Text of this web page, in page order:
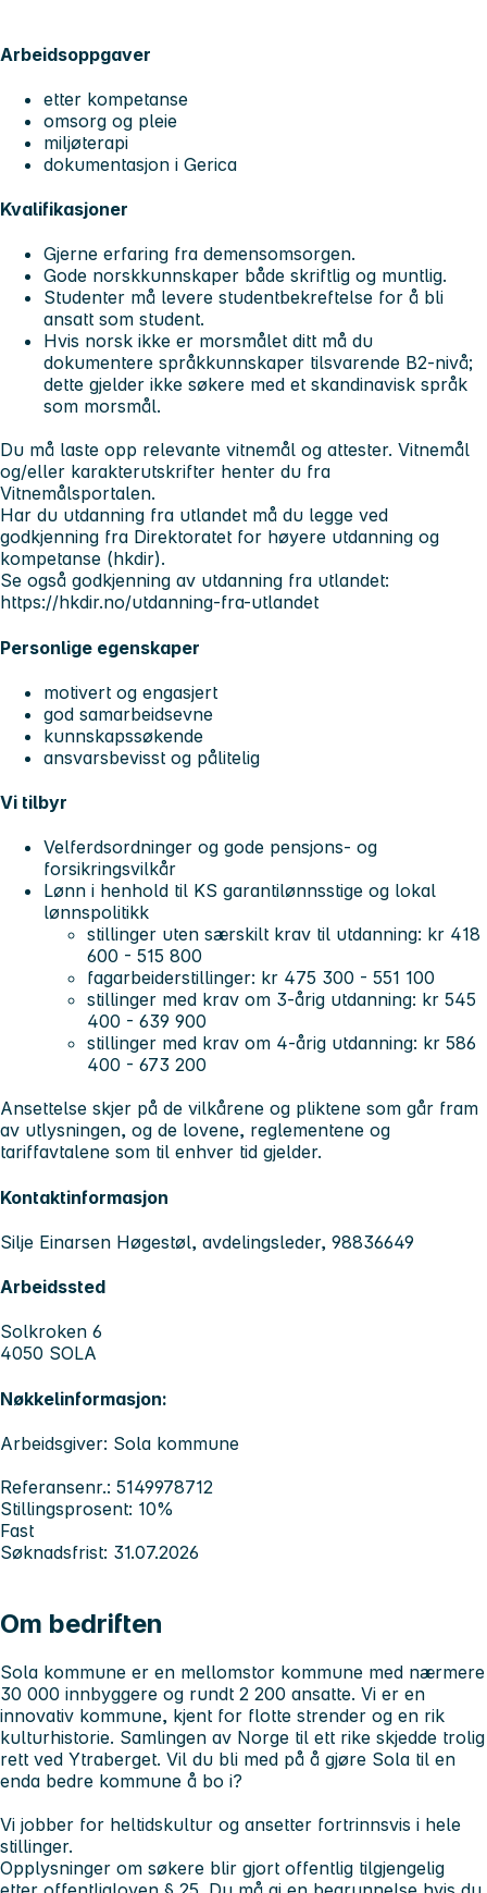
Arbeidsoppgaver
etter kompetanse
omsorg og pleie
miljøterapi
dokumentasjon i Gerica
Kvalifikasjoner
Gjerne erfaring fra demensomsorgen.
Gode norskkunnskaper både skriftlig og muntlig.
Studenter må levere studentbekreftelse for å bli
ansatt som student.
Hvis norsk ikke er morsmålet ditt må du
dokumentere språkkunnskaper tilsvarende B2-nivå;
dette gjelder ikke søkere med et skandinavisk språk
som morsmål.
Du må laste opp relevante vitnemål og attester. Vitnemål
og/eller karakterutskrifter henter du fra
Vitnemålsportalen.
Har du utdanning fra utlandet må du legge ved
godkjenning fra Direktoratet for høyere utdanning og
kompetanse (hkdir).
Se også godkjenning av utdanning fra utlandet:
https://hkdir.no/utdanning-fra-utlandet
Personlige egenskaper
motivert og engasjert
god samarbeidsevne
kunnskapssøkende
ansvarsbevisst og pålitelig
Vi tilbyr
Velferdsordninger og gode pensjons- og
forsikringsvilkår
Lønn i henhold til KS garantilønnsstige og lokal
lønnspolitikk
stillinger uten særskilt krav til utdanning: kr 418
600 - 515 800
fagarbeiderstillinger: kr 475 300 - 551 100
stillinger med krav om 3-årig utdanning: kr 545
400 - 639 900
stillinger med krav om 4-årig utdanning: kr 586
400 - 673 200
Ansettelse skjer på de vilkårene og pliktene som går fram
av utlysningen, og de lovene, reglementene og
tariffavtalene som til enhver tid gjelder.
Kontaktinformasjon
Silje Einarsen Høgestøl, avdelingsleder, 98836649
Arbeidssted
Solkroken 6
4050 SOLA
Nøkkelinformasjon:
Arbeidsgiver: Sola kommune
Referansenr.: 5149978712
Stillingsprosent: 10%
Fast
Søknadsfrist: 31.07.2026
Om bedriften
Sola kommune er en mellomstor kommune med nærmere
30 000 innbyggere og rundt 2 200 ansatte. Vi er en
innovativ kommune, kjent for flotte strender og en rik
kulturhistorie. Samlingen av Norge til ett rike skjedde trolig
rett ved Ytraberget. Vil du bli med på å gjøre Sola til en
enda bedre kommune å bo i?
Vi jobber for heltidskultur og ansetter fortrinnsvis i hele
stillinger.
Opplysninger om søkere blir gjort offentlig tilgjengelig